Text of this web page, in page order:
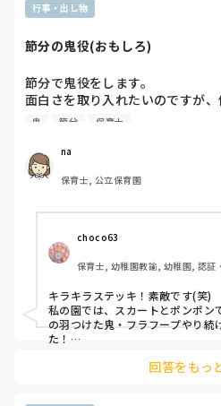
行事・出し物
節分の鬼役(おもしろ)
節分で鬼役をします。
面白さを取り入れたいのですが
しゃいませんか??
場した鬼や、三輪車に乗って来
いい案がある方教えてください🙇‍♀️
鬼 節分 保育士
na
保育士, 公立保育園
choco63
保育士, 幼稚園教諭, 幼稚園, 認証
キラキラステッキ！素敵です(笑)
私の園では、スカートとポンポン
の羽つけた鬼・フラフープやり
た！
輪車取り入れてみます！回答をもっ